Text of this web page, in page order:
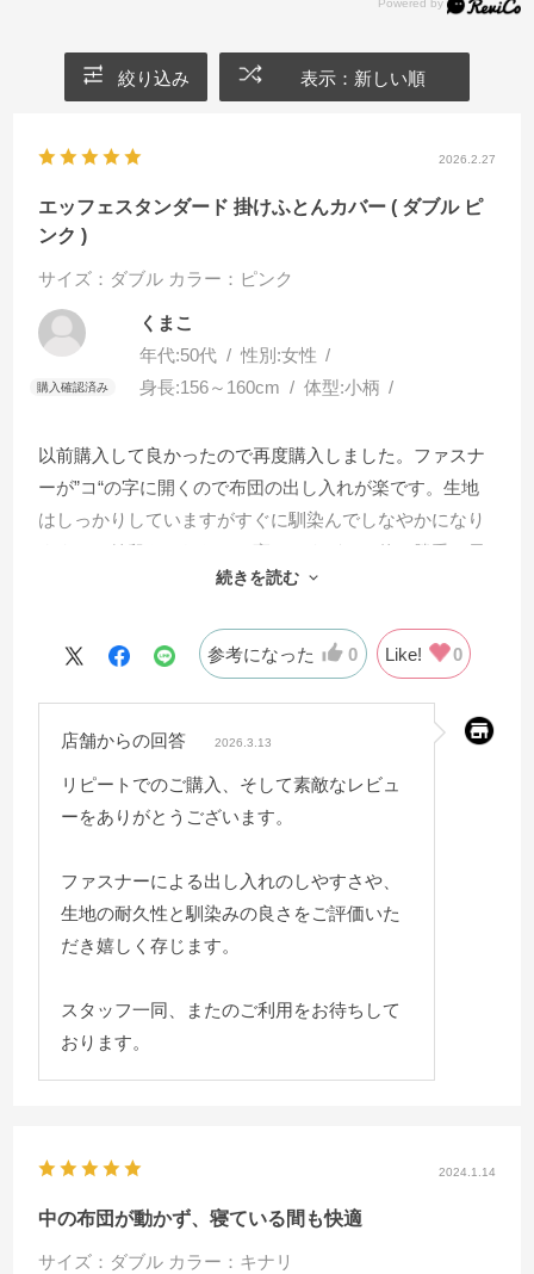
絞り込み 表示：新しい順
2026.2.27
エッフェスタンダード 掛けふとんカバー ( ダブル ピ
ンク )
サイズ：ダブル カラー：ピンク
くまこ
年代:50代 性別:女性
身長:156～160cm 体型:小柄
以前購入して良かったので再度購入しました。ファスナ
ーが”コ“の字に開くので布団の出し入れが楽です。生地
はしっかりしていますがすぐに馴染んでしなやかになり
ます。お値段もそれなりに高いですがこの使い勝手と長
く使えることを考えれば高い買い物ではないと思いま
続きを読む
参考になった 0 Like! 0
店舗からの回答 2026.3.13
リピートでのご購入、そして素敵なレビュ
ーをありがとうございます。
ファスナーによる出し入れのしやすさや、
生地の耐久性と馴染みの良さをご評価いた
だき嬉しく存じます。
スタッフ一同、またのご利用をお待ちして
おります。
2024.1.14
中の布団が動かず、寝ている間も快適
サイズ：ダブル カラー：キナリ